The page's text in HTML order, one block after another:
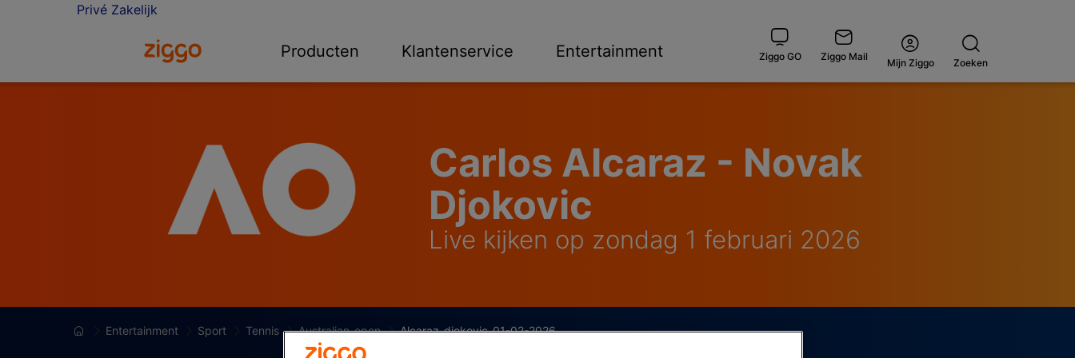
Privé Zakelijk
Ga naar de Ziggo homepageProducten Klantenservice Entertainment Ziggo GO Ziggo Mail Open
Mijn Ziggo
Zoeken
Carlos Alcaraz - Novak
Djokovic
Live kijken op zondag 1 februari 2026
Entertainment Sport Tennis Australian-open Alcaraz-djokovic-01-02-2026